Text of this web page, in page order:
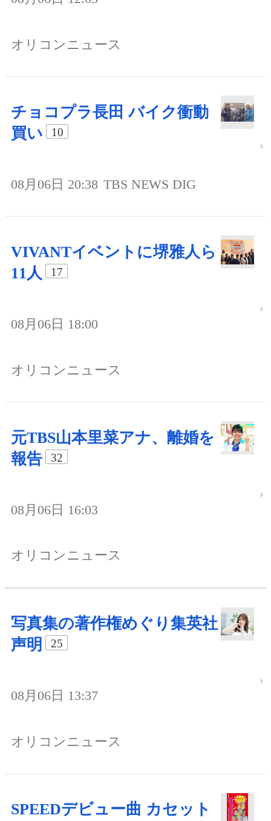
オリコンニュース
チョコプラ長田 バイク衝動
買い
10
08月06日 20:38 TBS NEWS DIG
VIVANTイベントに堺雅人ら
11人
17
08月06日 18:00
オリコンニュース
元TBS山本里菜アナ、離婚を
報告
32
08月06日 16:03
オリコンニュース
写真集の著作権めぐり集英社
声明
25
08月06日 13:37
オリコンニュース
SPEEDデビュー曲 カセット